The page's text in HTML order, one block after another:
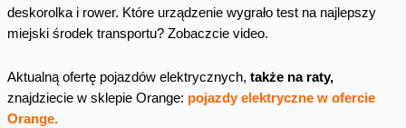
deskorolka i rower. Które urządzenie wygrało test na najlepszy
miejski środek transportu? Zobaczcie video.
Aktualną ofertę pojazdów elektrycznych, także na raty,
znajdziecie w sklepie Orange: pojazdy elektryczne w ofercie
Orange.